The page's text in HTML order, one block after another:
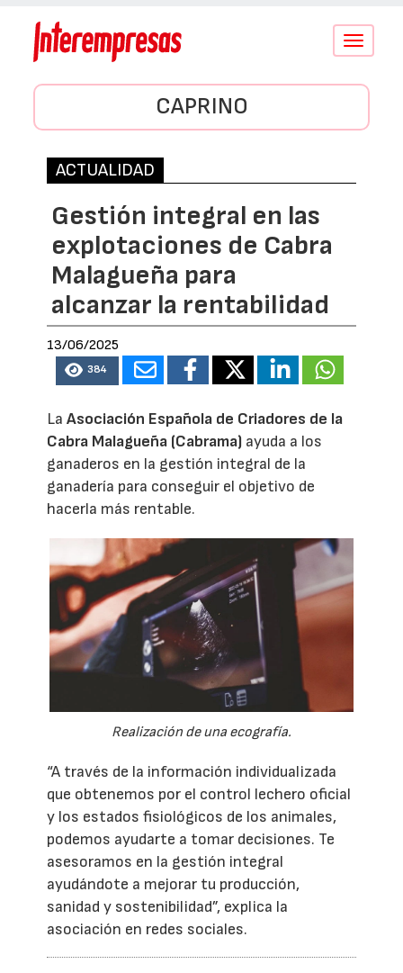
Conmutar
CAPRINO
ACTUALIDAD
Gestión integral en las
explotaciones de Cabra
Malagueña para
alcanzar la rentabilidad
13/06/2025
384
LaAsociación Española de Criadores de la
Cabra Malagueña (Cabrama) ayuda a los
ganaderos en la gestión integral de la
ganadería para conseguir el objetivo de
hacerla más rentable.
Realización de una ecografía.
“A través de la información individualizada
que obtenemos por el control lechero oficial
y los estados fisiológicos de los animales,
podemos ayudarte a tomar decisiones. Te
asesoramos en la gestión integral
ayudándote a mejorar tu producción,
sanidad y sostenibilidad”, explica la
asociación en redes sociales.